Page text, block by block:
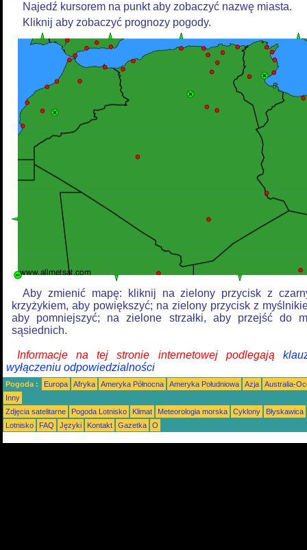
Najedź kursorem na punkt aby zobaczyć nazwę miasta.
Kliknij aby zobaczyć prognozy pogody.
Aby zmienić mapę: kliknij na zielony przycisk z
krzyżykiem, aby powiększyć; na zielony przycisk z
aby pomniejszyć; na zielone strzałki, aby przejść do
sąsiednich.
Informacje na tej stronie internetowej podlegają
wyłączeniu odpowiedzialności
Pogoda : Europa Afryka Ameryka Północna Ameryka Południowa Azja
Australia-
Inny
Zdjęcia satelitarne
Pogoda Lotnisko Klimat Meteorologia morska Cyklony
Błyskawica
Lotnisko
FAQ Języki Kontakt Gazetka O